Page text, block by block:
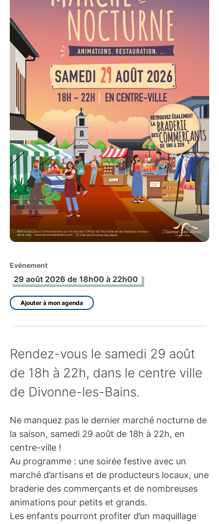
Evénement
29 août 2026 de 18h00 à 22h00
Ajouter à mon agenda
Rendez-vous le samedi 29 août
de 18h à 22h, dans le centre ville
de Divonne-les-Bains.
Ne manquez pas le dernier marché nocturne de
la saison, samedi 29 août de 18h à 22h, en
centre-ville !
Au programme : une soirée festive avec un
marché d’artisans et de producteurs locaux, une
braderie des commerçants et de nombreuses
animations pour petits et grands.
Les enfants pourront profiter d’un maquillage